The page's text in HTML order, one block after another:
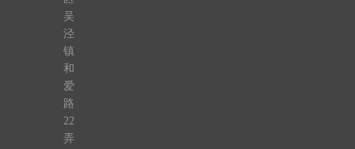
吴
泾
镇
和
爱
路
22
弄